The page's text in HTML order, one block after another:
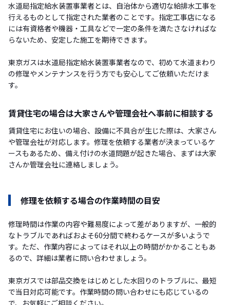
水道局指定給水装置事業者とは、自治体から適切な給排水工事を
行えるものとして指定された業者のことです。指定工事店になる
には有資格者や機器・工具などで一定の条件を満たさなければな
らないため、安定した施工を期待できます。
東京ガスは水道局指定給水装置事業者なので、初めて水道まわり
の修理やメンテナンスを行う方でも安心してご依頼いただけま
す。
賃貸住宅の場合は大家さんや管理会社へ事前に相談する
賃貸住宅にお住いの場合、設備に不具合が生じた際は、大家さん
や管理会社が対応します。修理を依頼する業者が決まっているケ
ースもあるため、備え付けの水道問題が起きた場合、まずは大家
さんか管理会社に連絡しましょう。
修理を依頼する場合の作業時間の目安
修理時間は作業の内容や難易度によって差がありますが、一般的
なトラブルであればおよそ60分間で終わるケースが多いようで
す。ただ、作業内容によってはそれ以上の時間がかかることもあ
るので、詳細は業者に問い合わせましょう。
東京ガスでは部品交換をはじめとした水回りのトラブルに、最短
で当日対応可能です。作業時間の問い合わせにも応じているの
で、お気軽にご相談ください。